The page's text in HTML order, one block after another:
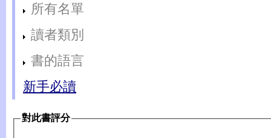
所有名單
讀者類別
書的語言
新手必讀
對此書評分